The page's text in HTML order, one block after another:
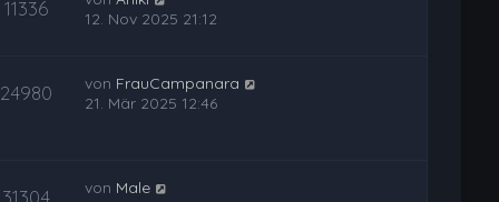
11336
12. Nov 2025 21:12
24980 von FrauCampanara
21. Mär 2025 12:46
31304 von Male